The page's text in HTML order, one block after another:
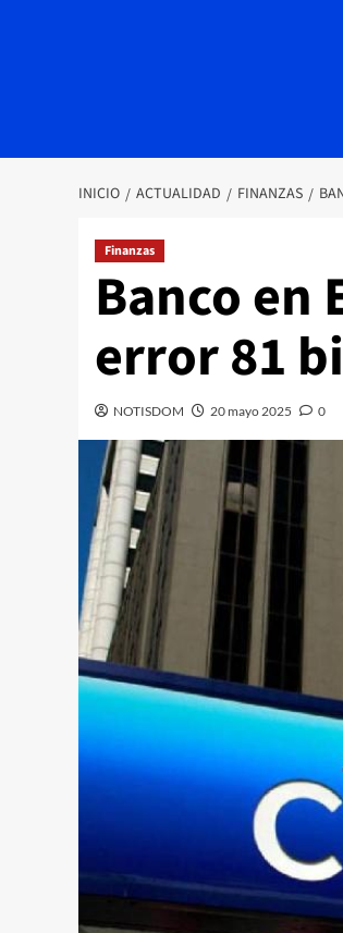
INICIO ACTUALIDAD FINANZAS
Finanzas
Banco en
error 81
NOTISDOM 20 mayo 2025 0